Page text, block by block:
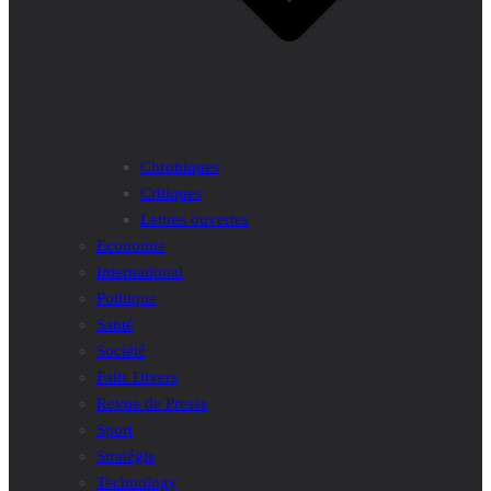
Chroniques
Critiques
Lettres ouvertes
Economie
International
Politique
Santé
Société
Faits Divers
Revue de Presse
Sport
Stratégie
Technology